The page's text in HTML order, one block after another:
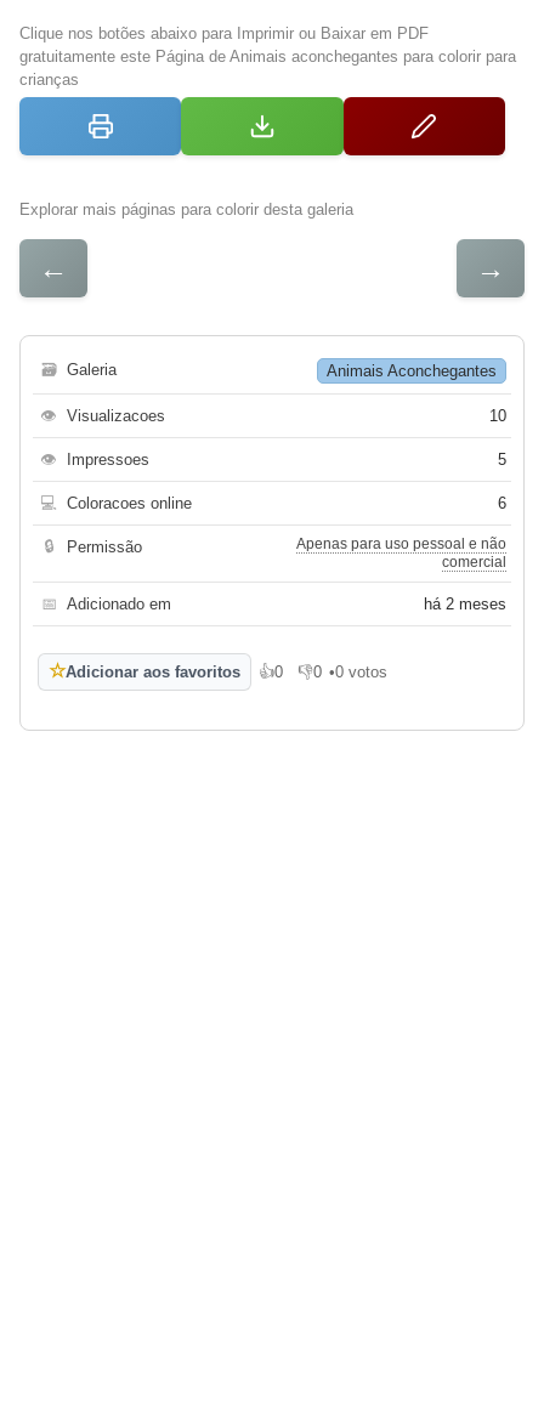
Clique nos botões abaixo para Imprimir ou Baixar em PDF
gratuitamente este Página de Animais aconchegantes para colorir para
crianças
Explorar mais páginas para colorir desta galeria
← →
🗃 Galeria Animais Aconchegantes
👁 Visualizacoes 10
👁 Impressoes 5
💻 Coloracoes online 6
🔒 Permissão
Apenas para uso pessoal e não
comercial
📅 Adicionado em há 2 meses
☆Adicionar aos favoritos 👍0
Gosto👎0
Não gosto
•0 votos